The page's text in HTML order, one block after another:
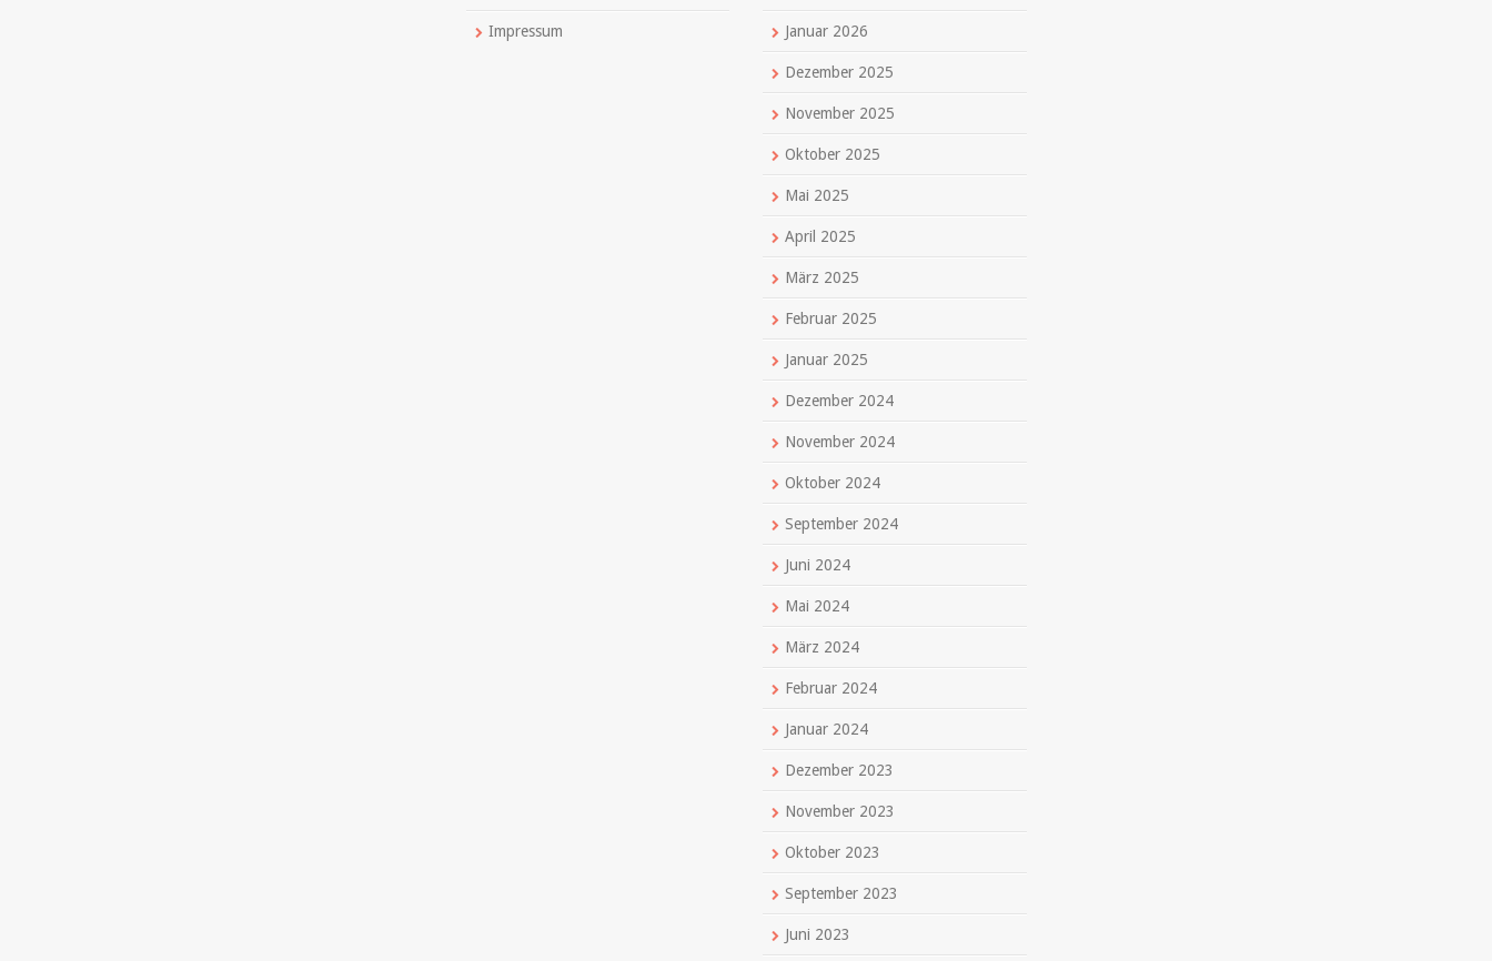
Impressum Januar 2026
Dezember 2025
November 2025
Oktober 2025
Mai 2025
April 2025
März 2025
Februar 2025
Januar 2025
Dezember 2024
November 2024
Oktober 2024
September 2024
Juni 2024
Mai 2024
März 2024
Februar 2024
Januar 2024
Dezember 2023
November 2023
Oktober 2023
September 2023
Juni 2023